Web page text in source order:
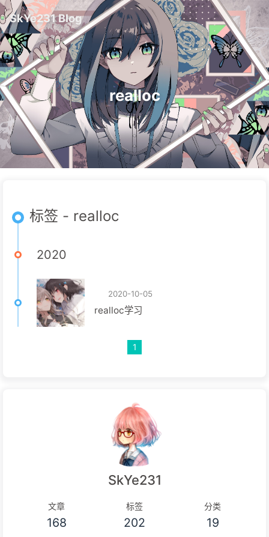
SkYe231 Blog
realloc
标签 - realloc
2020
2020-10-05
realloc学习
1
SkYe231
文章
168
标签
202
分类
19